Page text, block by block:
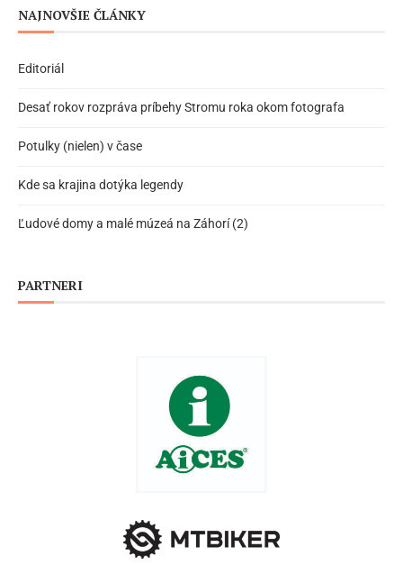
NAJNOVŠIE ČLÁNKY
Editoriál
Desať rokov rozpráva príbehy Stromu roka okom fotografa
Potulky (nielen) v čase
Kde sa krajina dotýka legendy
Ľudové domy a malé múzeá na Záhorí (2)
PARTNERI